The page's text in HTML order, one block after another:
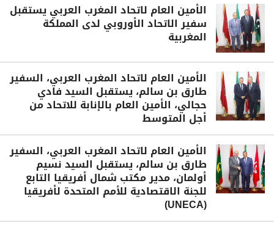
الأمين العام لاتحاد المغرب العربي يستقبل
سفير الاتحاد الأوروبي لدى المملكة
المغربية
الأمين العام لاتحاد المغرب العربي، السفير
طارق بن سالم، يستقبل السيد فادي
حجالي، الأمين العام بالإنابة للاتحاد من
أجل المتوسط
الأمين العام لاتحاد المغرب العربي، السفير
طارق بن سالم، يستقبل السيد نسيم
أولمان، مدير مكتب شمال أفريقيا التابع
للجنة الاقتصادية للأمم المتحدة لأفريقيا
(UNECA)